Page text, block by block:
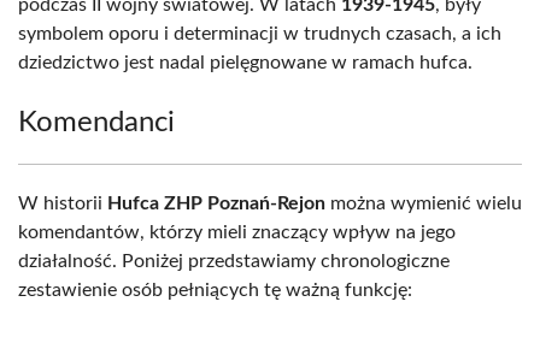
podczas II wojny światowej. W latach 1939-1945, były
symbolem oporu i determinacji w trudnych czasach, a ich
dziedzictwo jest nadal pielęgnowane w ramach hufca.
Komendanci
W historii Hufca ZHP Poznań-Rejon można wymienić wielu
komendantów, którzy mieli znaczący wpływ na jego
działalność. Poniżej przedstawiamy chronologiczne
zestawienie osób pełniących tę ważną funkcję: